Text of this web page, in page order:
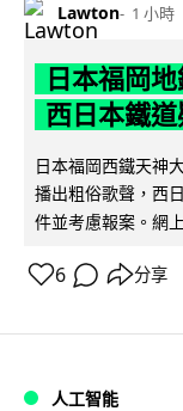
Lawton 1 小時
日本福岡
西日本鐵
日本福岡西鐵天神
播出粗俗歌聲，西
件並考慮報案。網
6 分享
人工智能